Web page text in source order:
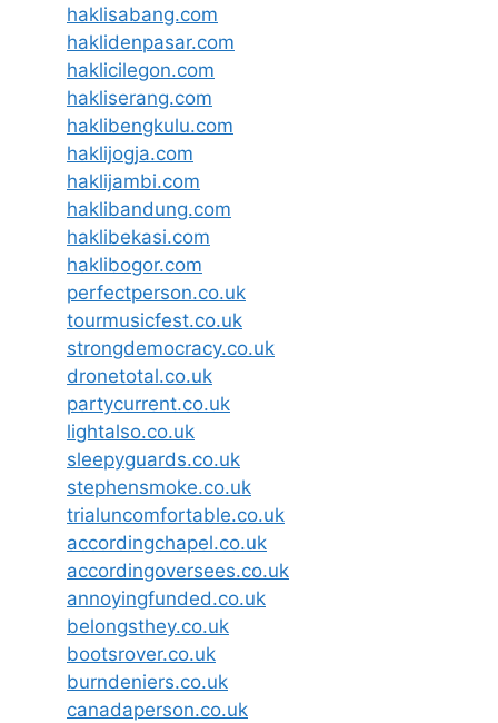
haklisabang.com
haklidenpasar.com
haklicilegon.com
hakliserang.com
haklibengkulu.com
haklijogja.com
haklijambi.com
haklibandung.com
haklibekasi.com
haklibogor.com
perfectperson.co.uk
tourmusicfest.co.uk
strongdemocracy.co.uk
dronetotal.co.uk
partycurrent.co.uk
lightalso.co.uk
sleepyguards.co.uk
stephensmoke.co.uk
trialuncomfortable.co.uk
accordingchapel.co.uk
accordingoversees.co.uk
annoyingfunded.co.uk
belongsthey.co.uk
bootsrover.co.uk
burndeniers.co.uk
canadaperson.co.uk